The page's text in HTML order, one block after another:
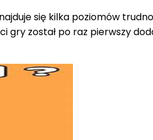
się kilka poziomów
gry został po raz pierwszy